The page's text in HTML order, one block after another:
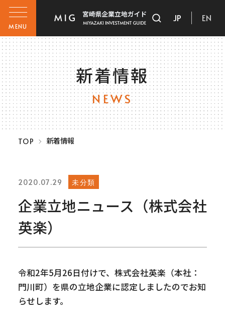
MENU
EN
JP
新着情報
NEWS
TOP 新着情報
2020.07.29 未分類
企業立地ニュース（株式会社
英楽）
令和2年5月26日付けで、株式会社英楽（本社：
門川町）を県の立地企業に認定しましたのでお知
らせします。